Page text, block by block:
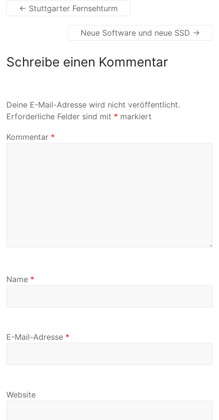
← Stuttgarter Fernsehturm
Neue Software und neue SSD →
Schreibe einen Kommentar
Deine E-Mail-Adresse wird nicht veröffentlicht.
Erforderliche Felder sind mit * markiert
Kommentar *
Name *
E-Mail-Adresse *
Website